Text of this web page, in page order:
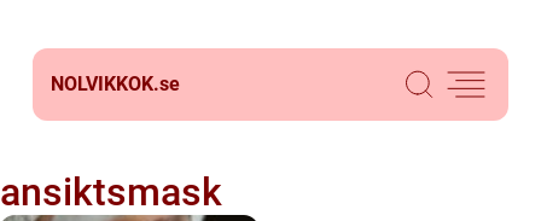
NOLVIKKOK.se
ansiktsmask